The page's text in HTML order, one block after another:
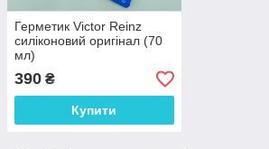
Герметик Victor Reinz
силіконовий оригінал (70
мл)
390 ₴
Купити